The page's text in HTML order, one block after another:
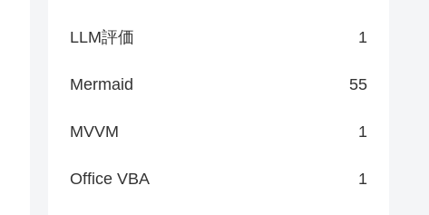
LLM評価 1
Mermaid 55
MVVM 1
Office VBA 1